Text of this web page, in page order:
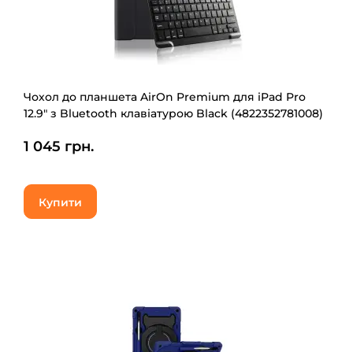
Чохол до планшета AirOn Premium для iPad Pro
12.9" з Bluetooth клавіатурою Black (4822352781008)
1 045 грн.
Купити